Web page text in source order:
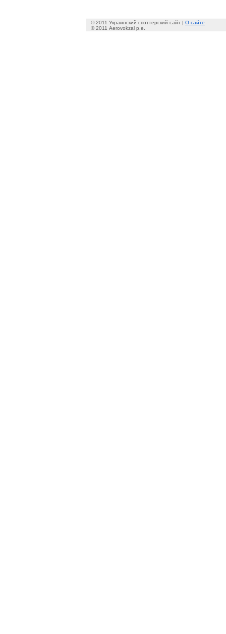
© 2011 Украинский споттерский сайт | О сайте
© 2011 Aerovokzal p.e.